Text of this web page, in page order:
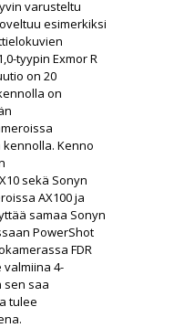
varusteltu
esimerkiksi
tyypin Exmor R
on 20
on
Kenno
sekä Sonyn
AX100 ja
samaa Sonyn
PowerShot
FDR
valmiina 4-
sen saa
tulee